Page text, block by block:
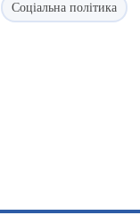
Соціальна політика